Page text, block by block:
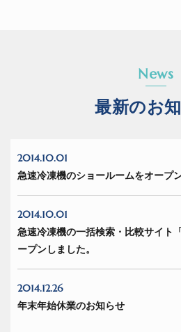
News
最新のお
2014.10.01
急速冷凍機のショールームをオープ
2014.10.01
急速冷凍機の一括検索・比較サイト
ープンしました。
2014.12.26
年末年始休業のお知らせ